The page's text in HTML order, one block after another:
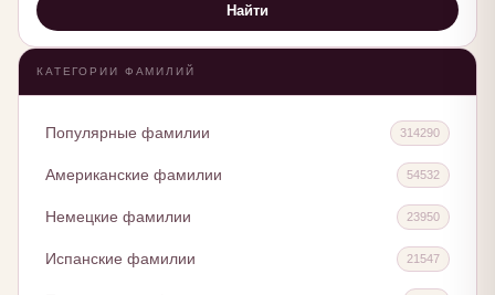
Найти
КАТЕГОРИИ ФАМИЛИЙ
Популярные фамилии 314290
Американские фамилии 54532
Немецкие фамилии 23950
Испанские фамилии 21547